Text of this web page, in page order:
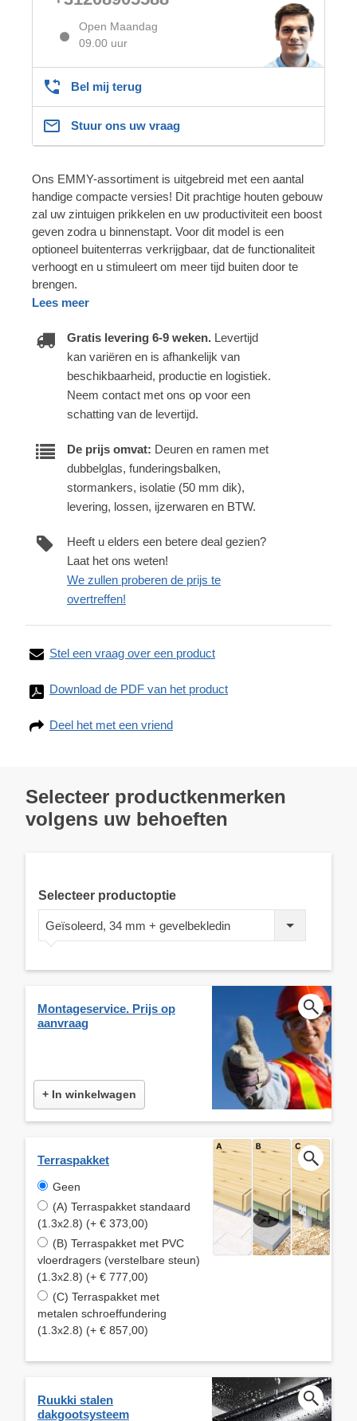
Open Maandag
09.00 uur
Bel mij terug
Stuur ons uw vraag
Ons EMMY-assortiment is uitgebreid met een aantal
handige compacte versies! Dit prachtige houten gebouw
zal uw zintuigen prikkelen en uw productiviteit een boost
geven zodra u binnenstapt. Voor dit model is een
optioneel buitenterras verkrijgbaar, dat de functionaliteit
verhoogt en u stimuleert om meer tijd buiten door te
brengen.
Lees meer
Gratis levering 6-9 weken. Levertijd
kan variëren en is afhankelijk van
beschikbaarheid, productie en logistiek.
Neem contact met ons op voor een
schatting van de levertijd.
De prijs omvat: Deuren en ramen met
dubbelglas, funderingsbalken,
stormankers, isolatie (50 mm dik),
levering, lossen, ijzerwaren en BTW.
Heeft u elders een betere deal gezien?
Laat het ons weten!
We zullen proberen de prijs te
overtreffen!
Stel een vraag over een product
Download de PDF van het product
Deel het met een vriend
Selecteer productkenmerken
volgens uw behoeften
Selecteer productoptie
Geïsoleerd, 34 mm + gevelbekledin
Montageservice. Prijs op
aanvraag
+ In winkelwagen
Terraspakket
Geen
(A) Terraspakket standaard
(1.3x2.8) (+ € 373,00)
(B) Terraspakket met PVC
vloerdragers (verstelbare steun)
(1.3x2.8) (+ € 777,00)
(C) Terraspakket met
metalen schroeffundering
(1.3x2.8) (+ € 857,00)
Ruukki stalen
dakgootsysteem